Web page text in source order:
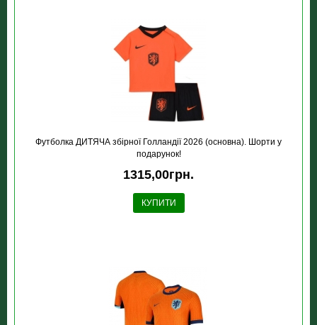
Футболка ДИТЯЧА збірної Голландії 2026 (основна). Шорти у
подарунок!
1315,00грн.
КУПИТИ